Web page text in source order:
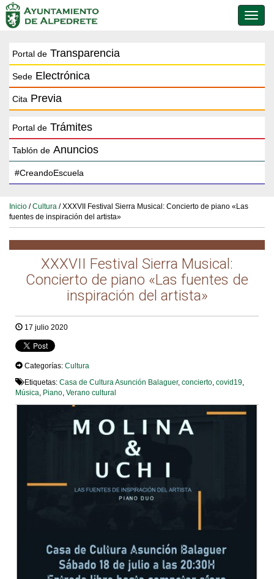
de
Portal de Transparencia
Sede Electrónica
Cita Previa
Portal de Trámites
Tablón de Anuncios
Inicio /Cultura / XXXVII Festival Sierra Musical: Concierto de piano «Las
fuentes de inspiración del artista»
XXXVII Festival Sierra Musical:
Concierto de piano «Las fuentes de
inspiración del artista»
17 julio 2020
Categorías: Cultura
Etiquetas: Casa de Cultura Asunción Balaguer, concierto covid19
Música Piano Verano cultural